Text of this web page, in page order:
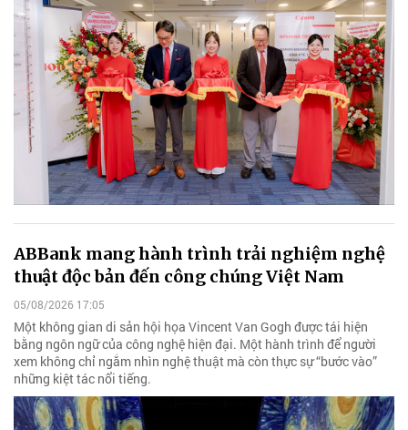
ABBank mang hành trình trải nghiệm nghệ
thuật độc bản đến công chúng Việt Nam
05/08/2026 17:05
Một không gian di sản hội họa Vincent Van Gogh được tái hiện
bằng ngôn ngữ của công nghệ hiện đại. Một hành trình để người
xem không chỉ ngắm nhìn nghệ thuật mà còn thực sự “bước vào”
những kiệt tác nổi tiếng.